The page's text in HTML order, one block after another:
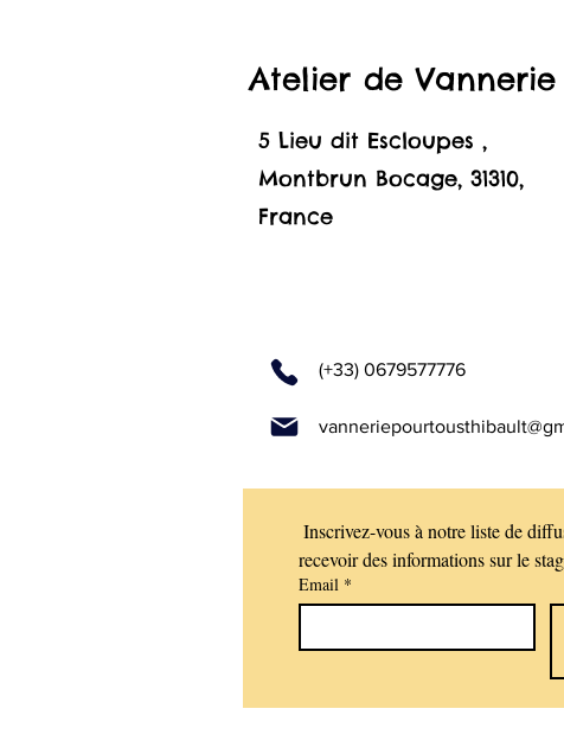
Atelier de Vannerie
5 Lieu dit Escloupes ,
Montbrun Bocage, 31310,
France
(+33) 0679577776
Inscrivez-vous à notre liste de
Email *